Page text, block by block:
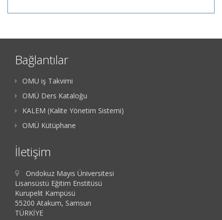
Bağlantılar
OMU iş Takvimi
OMÜ Ders Kataloğu
KALEM (Kalite Yönetim Sistemi)
OMÜ Kütüphane
İletişim
Ondokuz Mayıs Üniversitesi
Lisansüstü Eğitim Enstitüsü
Kurupelit Kampüsü
55200 Atakum, Samsun
TÜRKİYE